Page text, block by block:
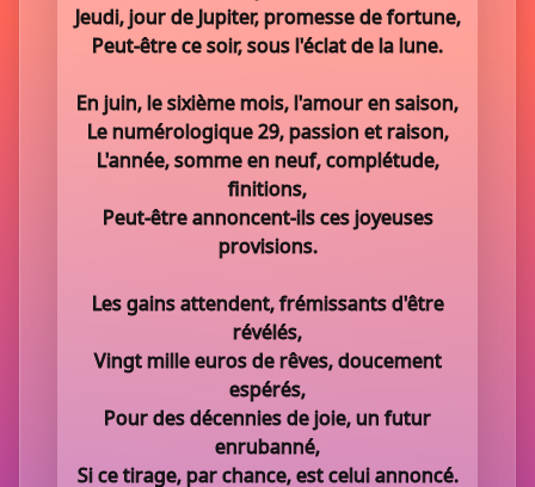
Jeudi, jour de Jupiter, promesse de fortune,
Peut-être ce soir, sous l'éclat de la lune.
En juin, le sixième mois, l'amour en saison,
Le numérologique 29, passion et raison,
L'année, somme en neuf, complétude,
finitions,
Peut-être annoncent-ils ces joyeuses
provisions.
Les gains attendent, frémissants d'être
révélés,
Vingt mille euros de rêves, doucement
espérés,
Pour des décennies de joie, un futur
enrubanné,
Si ce tirage, par chance, est celui annoncé.